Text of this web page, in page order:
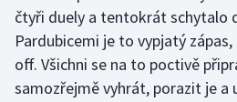
Plavání
Plážový volejbal
čtyři duely a tentokrát schytalo
Pardubicemi je to vypjatý
off. Všichni se na to poctivě
samozřejmě vyhrát, porazit je